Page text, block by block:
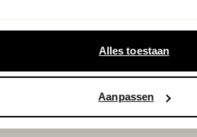
Alles toestaan
Aanpassen
met de mooiste
de nieuwste ontwerpen
materialen en kleuren!